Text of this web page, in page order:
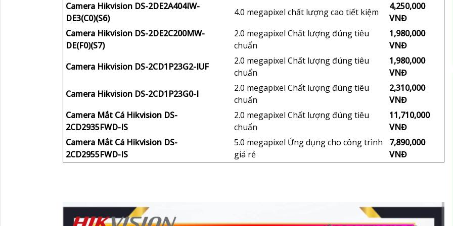
Camera Hikvision DS-2DE2A404IW-
DE3(C0)(S6)
4.0 megapixel chất lượng cao tiết kiệm
4,250,000
VNĐ
Camera Hikvision DS-2DE2C200MW-
DE(F0)(S7)
2.0 megapixel Chất lượng đúng tiêu
chuẩn
1,980,000
VNĐ
Camera Hikvision DS-2CD1P23G2-IUF
2.0 megapixel Chất lượng đúng tiêu
chuẩn
1,980,000
VNĐ
Camera Hikvision DS-2CD1P23G0-I
2.0 megapixel Chất lượng đúng tiêu
chuẩn
2,310,000
VNĐ
Camera Mắt Cá Hikvision DS-
2CD2935FWD-IS
2.0 megapixel Chất lượng đúng tiêu
chuẩn
11,710,000
VNĐ
Camera Mắt Cá Hikvision DS-
2CD2955FWD-IS
5.0 megapixel Ứng dụng cho công trình
giá rẻ
7,890,000
VNĐ